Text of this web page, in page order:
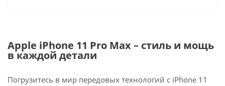
Apple iPhone 11 Pro Max – стиль и мощь
в каждой детали
Погрузитесь в мир передовых технологий с iPhone 11